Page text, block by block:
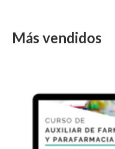
Más vendidos